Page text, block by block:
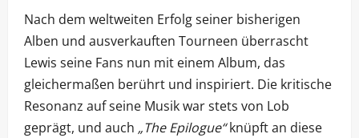
Nach dem weltweiten Erfolg seiner bisherigen
Alben und ausverkauften Tourneen überrascht
Lewis seine Fans nun mit einem Album, das
gleichermaßen berührt und inspiriert. Die kritische
Resonanz auf seine Musik war stets von Lob
geprägt, und auch „The Epilogue“knüpft an diese